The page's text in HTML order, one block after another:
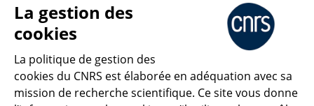
CNRS Le Mag
La gestion des
cookies
La politique de gestion des
cookies du CNRS est élaborée en adéquation avec sa
mission de recherche scientifique. Ce site vous donne